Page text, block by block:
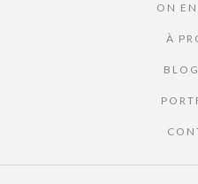
ON EN
À